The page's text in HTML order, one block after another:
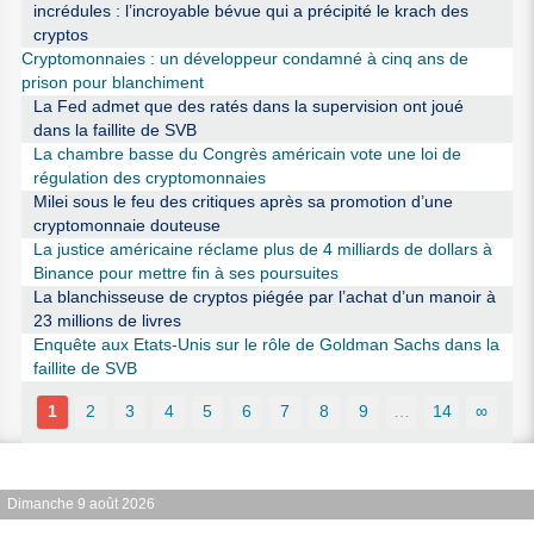
incrédules : l’incroyable bévue qui a précipité le krach des
cryptos
Cryptomonnaies : un développeur condamné à cinq ans de
prison pour blanchiment
La Fed admet que des ratés dans la supervision ont joué
dans la faillite de SVB
La chambre basse du Congrès américain vote une loi de
régulation des cryptomonnaies
Milei sous le feu des critiques après sa promotion d’une
cryptomonnaie douteuse
La justice américaine réclame plus de 4 milliards de dollars à
Binance pour mettre fin à ses poursuites
La blanchisseuse de cryptos piégée par l’achat d’un manoir à
23 millions de livres
Enquête aux Etats-Unis sur le rôle de Goldman Sachs dans la
faillite de SVB
1 2 3 4 5 6 7 8 9 14 ∞
Dimanche 9 août 2026